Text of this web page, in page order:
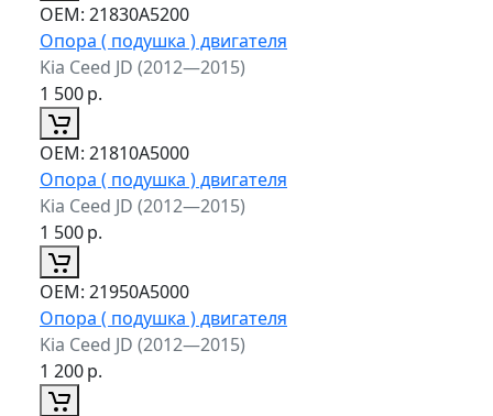
ОЕМ: 21830A5200
Опора ( подушка ) двигателя
Kia Ceed JD (2012—2015)
1 500р.
ОЕМ: 21810A5000
Опора ( подушка ) двигателя
Kia Ceed JD (2012—2015)
1 500р.
ОЕМ: 21950A5000
Опора ( подушка ) двигателя
Kia Ceed JD (2012—2015)
1 200р.